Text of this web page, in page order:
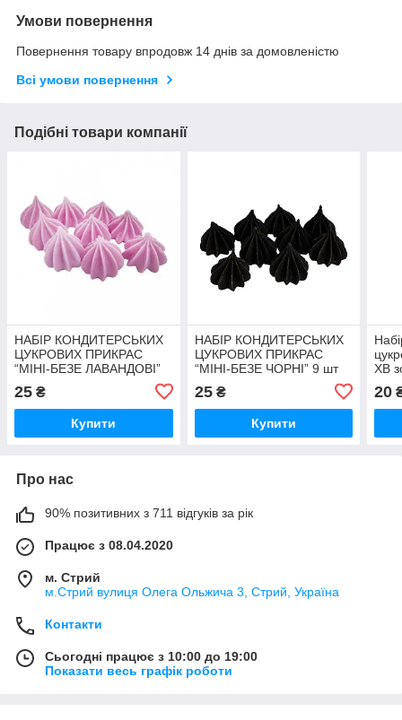
Умови повернення
Повернення товару впродовж 14 днів за домовленістю
Всі умови повернення
Подібні товари компанії
НАБІР КОНДИТЕРСЬКИХ
ЦУКРОВИХ ПРИКРАС
“МІНІ-БЕЗЕ ЛАВАНДОВІ”
25 ₴
Купити
НАБІР КОНДИТЕРСЬКИХ
ЦУКРОВИХ ПРИКРАС
“МІНІ-БЕЗЕ ЧОРНІ” 9 шт
25₴
Купити
ХВ
20
Про нас
90% позитивних з 711 відгуків за рік
Працює з 08.04.2020
м. Стрий
м.Стрий вулиця Олега Ольжича 3, Стрий, Україна
Контакти
Сьогодні працює з 10:00 до 19:00
Показати весь графік роботи